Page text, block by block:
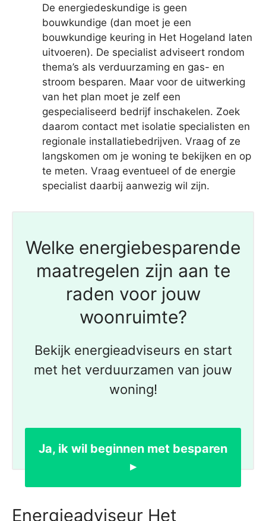
De energiedeskundige is geen
bouwkundige (dan moet je een
bouwkundige keuring in Het Hogeland laten
uitvoeren). De specialist adviseert rondom
thema’s als verduurzaming en gas- en
stroom besparen. Maar voor de uitwerking
van het plan moet je zelf een
gespecialiseerd bedrijf inschakelen. Zoek
daarom contact met isolatie specialisten en
regionale installatiebedrijven. Vraag of ze
langskomen om je woning te bekijken en op
te meten. Vraag eventueel of de energie
specialist daarbij aanwezig wil zijn.
Welke energiebesparende
maatregelen zijn aan te
raden voor jouw
woonruimte?
Bekijk energieadviseurs en start
met het verduurzamen van jouw
woning!
Ja, ik wil beginnen met besparen
▸
Energieadviseur Het